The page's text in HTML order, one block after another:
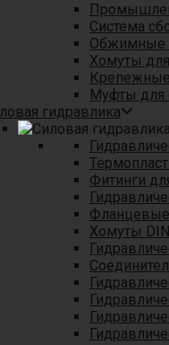
Система
Обжимные
Хомуты
Муфты для
гидравлика
Фитинги
Фланцевые
Хомуты